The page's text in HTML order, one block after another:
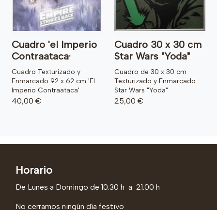
Cuadro 'el Imperio
Contraataca·
Cuadro Texturizado y
Enmarcado 92 x 62 cm 'El
Imperio Contraataca'
40,00 €
Cuadro 30 x 30 cm
Star Wars "Yoda"
Cuadro de 30 x 30 cm
Texturizado y Enmarcado
Star Wars "Yoda"
25,00 €
Horario
De Lunes a Domingo de 10.30 h a 21.00 h
No cerramos ningún día festivo